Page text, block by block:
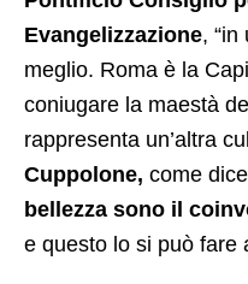
Evangelizzazione,
meglio. Roma è la
coniugare la maestà
rappresenta un’altra
Cuppolone, come
bellezza sono il
e questo lo si può fare